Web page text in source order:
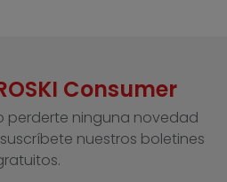
Consumer
perderte ninguna novedad
suscríbete nuestros boletines